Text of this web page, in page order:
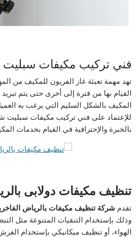
فني تركيب مكيفات
تهد مهمة تعبئة غاز الفريون للمكيف من
القيام بها من فترة إلى أخرى حتى يتم
المكيف بالشكل السليم التي يرغب به
للإعتماد على فني تركيب مكيفات سبليت
بالخبرة والإحترافية في القيام بخدمات
تنظيف مكيفات دولابى
تقدم شركة تنظيف مكيفات بالرياض
وذلك بإستخدام التنقيات المتنوعة مثل
الهواء، أو تنظيف ميكانيكي بإستخدام